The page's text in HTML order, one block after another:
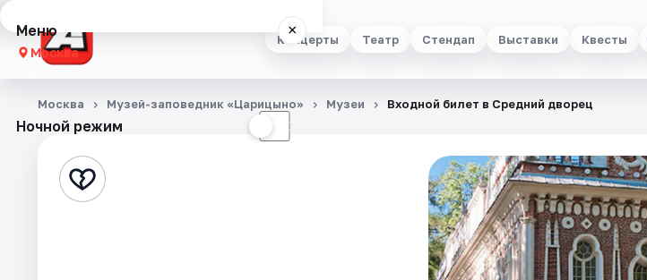
Концерты Театр Стендап Выставки Квесты
Меню ×
Москва
Концерты
Стендап
Ночной режим ☾
Москва Музей-заповедник «Царицыно» Музеи Входной билет в Средний дворец